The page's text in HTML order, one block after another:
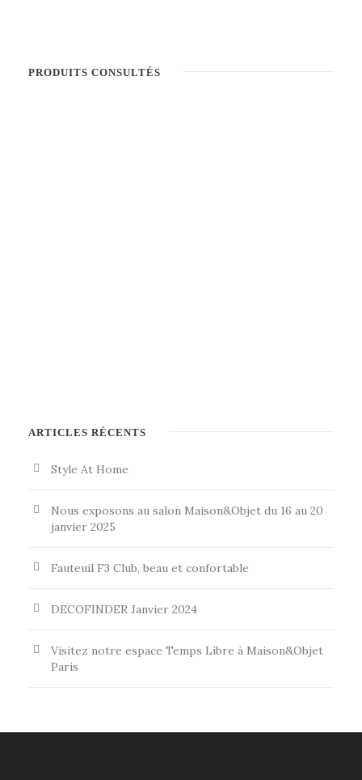
PRODUITS CONSULTÉS
ARTICLES RÉCENTS
Style At Home
Nous exposons au salon Maison&Objet du 16 au 20
janvier 2025
Fauteuil F3 Club, beau et confortable
DECOFINDER Janvier 2024
Visitez notre espace Temps Libre à Maison&Objet
Paris